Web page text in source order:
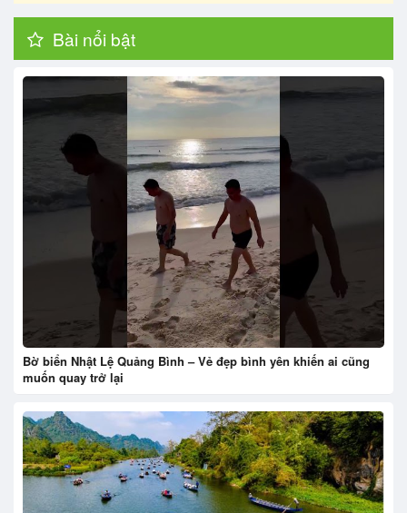
Bài nổi bật
Bờ biển Nhật Lệ Quảng Bình – Vẻ đẹp bình yên khiến ai cũng
muốn quay trở lại